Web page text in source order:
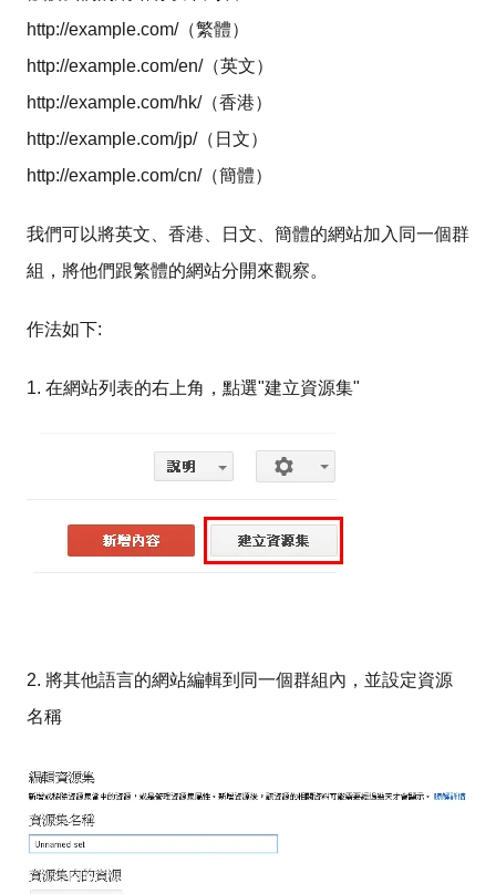
http://example.com/（繁體）
http://example.com/en/（英文）
http://example.com/hk/（香港）
http://example.com/jp/（日文）
http://example.com/cn/（簡體）
我們可以將英文、香港、日文、簡體的網站加入同一個群
組，將他們跟繁體的網站分開來觀察。
作法如下:
1. 在網站列表的右上角，點選"建立資源集"
2. 將其他語言的網站編輯到同一個群組內，並設定資源
名稱